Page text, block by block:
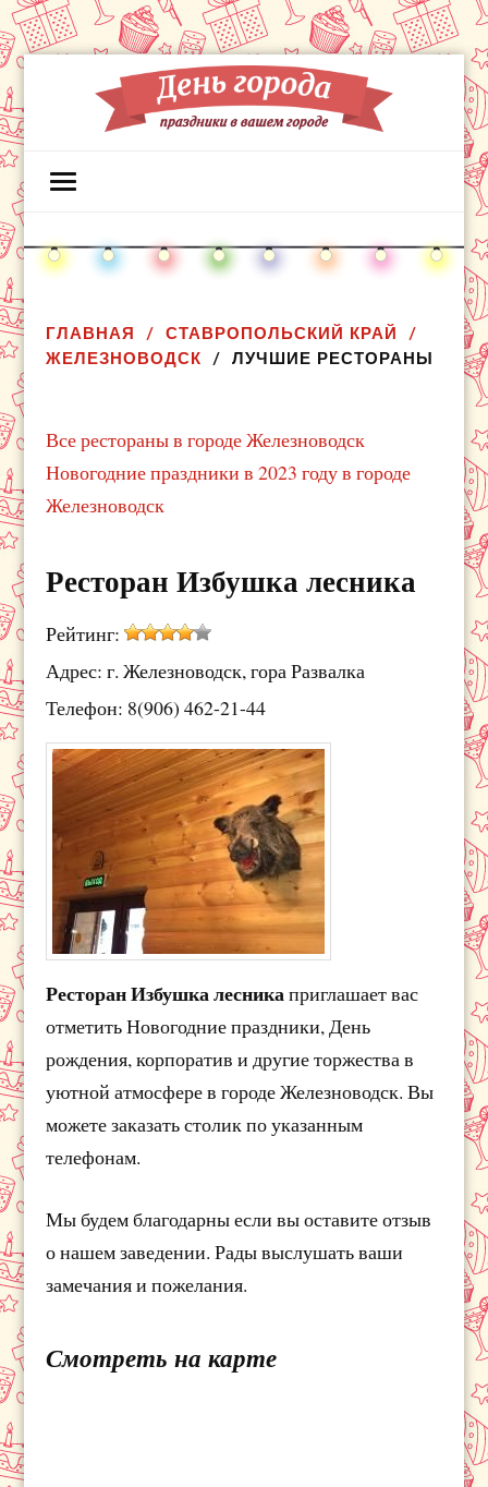
ГЛАВНАЯ
СТАВРОПОЛЬСКИЙ КРАЙ
ЖЕЛЕЗНОВОДСК
ЛУЧШИЕ РЕСТОРАНЫ
Все рестораны в городе Железноводск
Новогодние праздники в 2023 году в городе
Железноводск
Ресторан Избушка лесника
Рейтинг:
Адрес: г. Железноводск, гора Развалка
Телефон: 8(906) 462-21-44
Ресторан Избушка лесникаприглашает вас
отметить Новогодние праздники, День
рождения, корпоратив и другие торжества в
уютной атмосфере в городе Железноводск. Вы
можете заказать столик по указанным
телефонам.
Мы будем благодарны если вы оставите отзыв
о нашем заведении. Рады выслушать ваши
замечания и пожелания.
Смотреть на карте